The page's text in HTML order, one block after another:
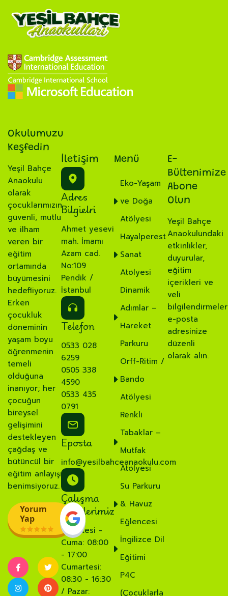
Okulumuzu
Keşfedin
Yeşil Bahçe
Anaokulu
olarak
çocuklarımızın
güvenli, mutlu
ve ilham
veren bir
eğitim
ortamında
büyümesini
hedefliyoruz.
Erken
çocukluk
döneminin
yaşam boyu
öğrenmenin
temeli
olduğuna
inanıyor; her
çocuğun
bireysel
gelişimini
destekleyen
çağdaş ve
bütüncül bir
eğitim anlayışı
benimsiyoruz.
Yorum
Yap
İletişim
Adres
Bilgielri
Ahmet yesevi
mah. İmamı
Azam cad.
No:109
Pendik /
İstanbul
Telefon
0533 028
6259
0505 338
4590
0533 435
0791
Eposta
info@yesilbahceanaokulu.com
Çalışma
Saatlerimiz
Pazartesi -
Cuma: 08:00
- 17:00
Cumartesi:
08:30 - 16:30
/ Pazar:
Menü
Eko-Yaşam
ve Doğa
Atölyesi
Hayalperest
Sanat
Atölyesi
Dinamik
Adımlar –
Hareket
Parkuru
Orff-Ritim /
Bando
Atölyesi
Renkli
Tabaklar –
Mutfak
Atölyesi
Su Parkuru
& Havuz
Eğlencesi
İngilizce Dil
Eğitimi
P4C
(Çocuklarla
E-
Bültenimize
Abone
Olun
Yeşil Bahçe
Anaokulundaki
etkinlikler,
duyurular,
eğitim
içerikleri ve
veli
e-posta
adresinize
düzenli
olarak alın.